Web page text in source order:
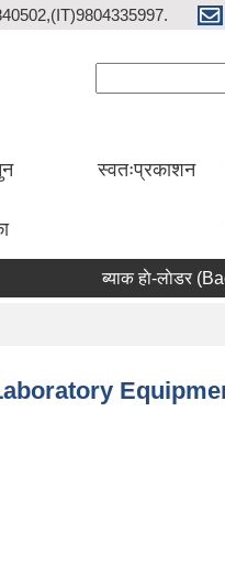
स्वतःप्रकाशन
ब्याक हाे-लाेडर (Back